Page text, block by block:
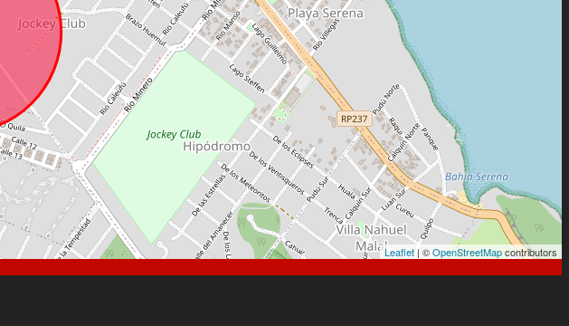
Leaflet | ©OpenStreetMapcontributors